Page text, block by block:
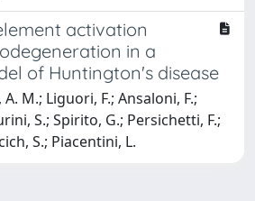
activation
in a
of Huntington's disease
M.; Liguori, F.; Ansaloni, F.;
S.; Spirito, G.; Persichetti, F.;
S.; Piacentini, L.